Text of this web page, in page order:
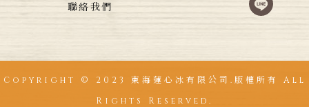
聯絡我們
Copyright © 2023 東海蓮心冰有限公司.版權所有 All
Rights Reserved.